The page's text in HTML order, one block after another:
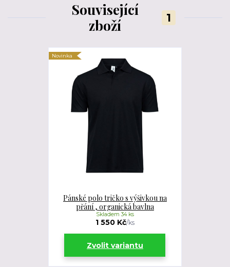
Související
zboží
1
Novinka
Pánské polo tričko s výšivkou na
přání , organická bavlna
1 550 Kč/ks
Skladem 34 ks
Zvolit variantu